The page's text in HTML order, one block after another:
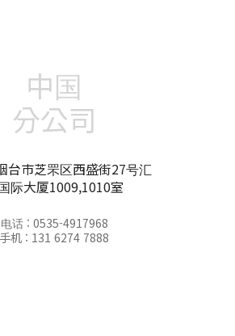
中国
分公司
台市芝罘区西盛街27号汇
际大厦1009,1010室
电话 : 0535-4917968
手机 : 131 6274 7888